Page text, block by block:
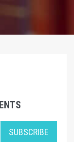
SUBSCRIBE